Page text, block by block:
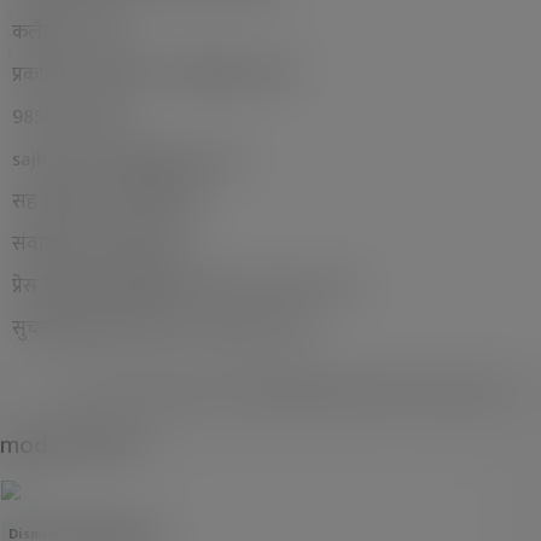
कलैया–४, बारा
प्रकाशक / सम्पादक : श्यामबाबु प्र. यादव
9855045080
sajhedari.daily@gmail.com
सह सम्पादक : संतोष पाण्डे
संवाददाता : संदिप यादव
प्रेस काउन्सिल सूचीकरण नम्वर : ४१०१/२०८०/८१
सुचना विभाग दर्ता नम्वर : ४१७१/२०८०/८१
modal-check
Dismiss ad